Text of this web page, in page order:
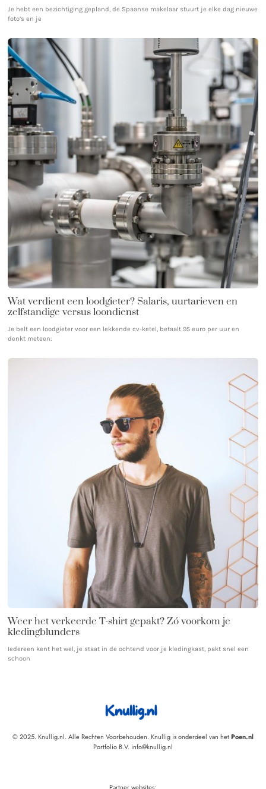
Je hebt een bezichtiging gepland, de Spaanse makelaar stuurt je elke dag nieuwe
foto’s en je
Wat verdient een loodgieter? Salaris, uurtarieven en
zelfstandige versus loondienst
Je belt een loodgieter voor een lekkende cv-ketel, betaalt 95 euro per uur en
denkt meteen:
Weer het verkeerde T-shirt gepakt? Zó voorkom je
kledingblunders
Iedereen kent het wel, je staat in de ochtend voor je kledingkast, pakt snel een
schoon
© 2025. Knullig.nl. Alle Rechten Voorbehouden. Knullig is onderdeel van hetPoen.nl
Portfolio B.V. info@knullig.nl
Partner websites: